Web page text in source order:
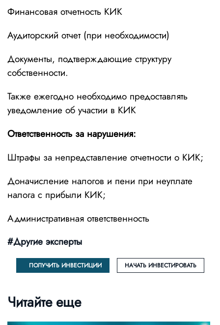
Финансовая отчетность КИК
Аудиторский отчет (при необходимости)
Документы, подтверждающие структуру
собственности.
Также ежегодно необходимо предоставлять
уведомление об участии в КИК
Ответственность за нарушения:
Штрафы за непредставление отчетности о КИК;
Доначисление налогов и пени при неуплате
налога с прибыли КИК;
Административная ответственность
#Другие эксперты
ПОЛУЧИТЬ ИНВЕСТИЦИИ НАЧАТЬ ИНВЕСТИРОВАТЬ
Читайте еще